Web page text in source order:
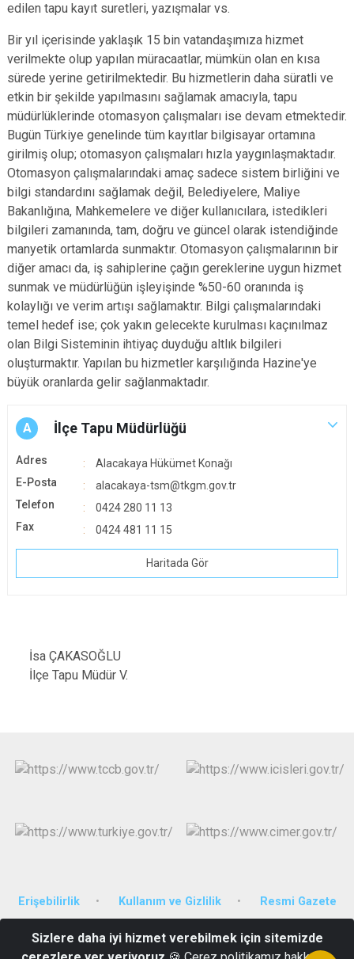
edilen tapu kayıt suretleri, yazışmalar vs.
Bir yıl içerisinde yaklaşık 15 bin vatandaşımıza hizmet
verilmekte olup yapılan müracaatlar, mümkün olan en kısa
sürede yerine getirilmektedir. Bu hizmetlerin daha süratli ve
etkin bir şekilde yapılmasını sağlamak amacıyla, tapu
müdürlüklerinde otomasyon çalışmaları ise devam etmektedir.
Bugün Türkiye genelinde tüm kayıtlar bilgisayar ortamına
girilmiş olup; otomasyon çalışmaları hızla yaygınlaşmaktadır.
Otomasyon çalışmalarındaki amaç sadece sistem birliğini ve
bilgi standardını sağlamak değil, Belediyelere, Maliye
Bakanlığına, Mahkemelere ve diğer kullanıcılara, istedikleri
bilgileri zamanında, tam, doğru ve güncel olarak istendiğinde
manyetik ortamlarda sunmaktır. Otomasyon çalışmalarının bir
diğer amacı da, iş sahiplerine çağın gereklerine uygun hizmet
sunmak ve müdürlüğün işleyişinde %50-60 oranında iş
kolaylığı ve verim artışı sağlamaktır. Bilgi çalışmalarındaki
temel hedef ise; çok yakın gelecekte kurulması kaçınılmaz
olan Bilgi Sisteminin ihtiyaç duyduğu altlık bilgileri
oluşturmaktır. Yapılan bu hizmetler karşılığında Hazine'ye
büyük oranlarda gelir sağlanmaktadır.
A İlçe Tapu Müdürlüğü
Adres
Alacakaya Hükümet Konağı
E-Posta
alacakaya-tsm@tkgm.gov.tr
Telefon
0424 280 11 13
Fax
0424 481 11 15
Haritada Gör
İsa ÇAKASOĞLU
İlçe Tapu Müdür V.
Erişebilirlik Kullanım ve Gizlilik Resmi Gazete
Merkez Mah. Havuzlu Sok. No:16 Alacakaya/ELAZIĞ
Sizlere daha iyi hizmet verebilmek için sitemizde